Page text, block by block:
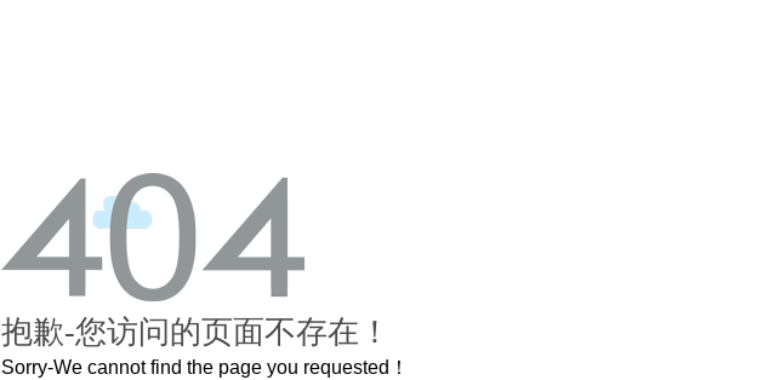
抱歉-您访问的页面不存在！
Sorry-We cannot find the page you requested！